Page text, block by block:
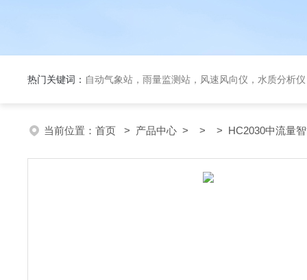
热门关键词： 自动气象站，雨量监测站，风速风向仪，水质分析
当前位置： 首页 > 产品中心 > > > HC2030中流量智